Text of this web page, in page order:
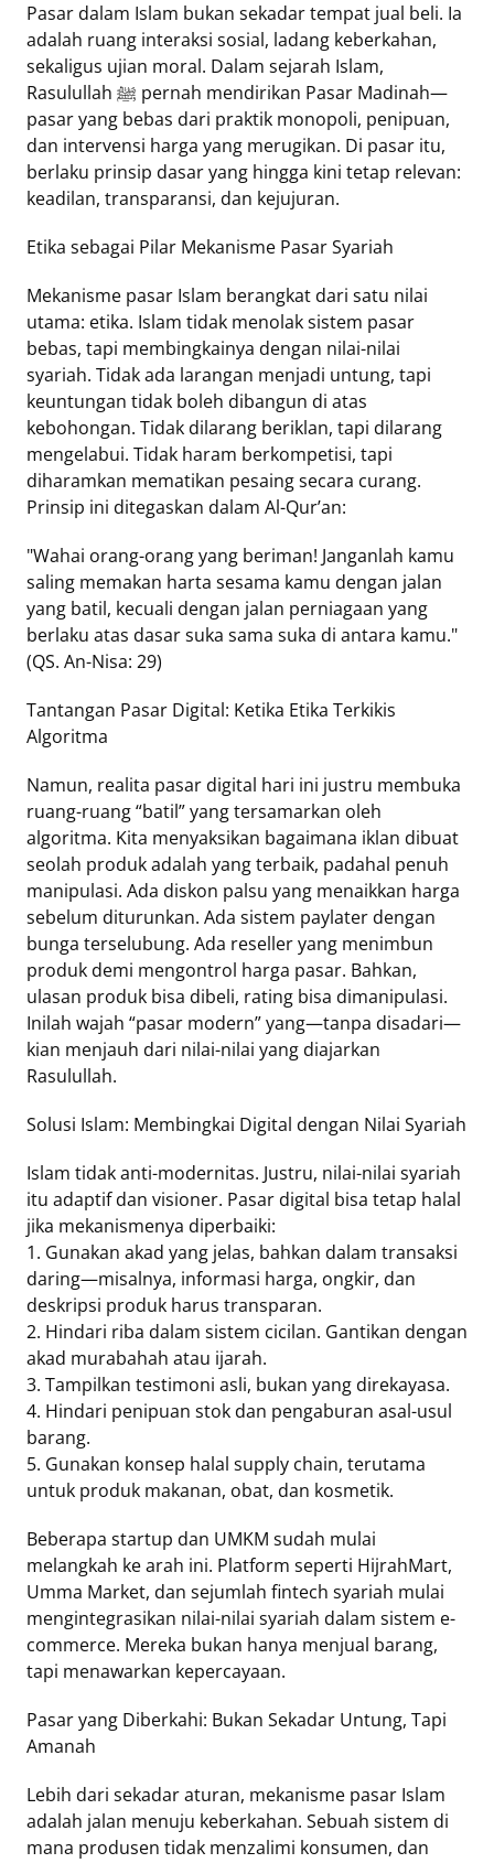
Pasar dalam Islam bukan sekadar tempat jual beli. Ia
adalah ruang interaksi sosial, ladang keberkahan,
sekaligus ujian moral. Dalam sejarah Islam,
Rasulullah ﷺ pernah mendirikan Pasar Madinah—
pasar yang bebas dari praktik monopoli, penipuan,
dan intervensi harga yang merugikan. Di pasar itu,
berlaku prinsip dasar yang hingga kini tetap relevan:
keadilan, transparansi, dan kejujuran.
Etika sebagai Pilar Mekanisme Pasar Syariah
Mekanisme pasar Islam berangkat dari satu nilai
utama: etika. Islam tidak menolak sistem pasar
bebas, tapi membingkainya dengan nilai-nilai
syariah. Tidak ada larangan menjadi untung, tapi
keuntungan tidak boleh dibangun di atas
kebohongan. Tidak dilarang beriklan, tapi dilarang
mengelabui. Tidak haram berkompetisi, tapi
diharamkan mematikan pesaing secara curang.
Prinsip ini ditegaskan dalam Al-Qur’an:
"Wahai orang-orang yang beriman! Janganlah kamu
saling memakan harta sesama kamu dengan jalan
yang batil, kecuali dengan jalan perniagaan yang
berlaku atas dasar suka sama suka di antara kamu."
(QS. An-Nisa: 29)
Tantangan Pasar Digital: Ketika Etika Terkikis
Algoritma
Namun, realita pasar digital hari ini justru membuka
ruang-ruang “batil” yang tersamarkan oleh
algoritma. Kita menyaksikan bagaimana iklan dibuat
seolah produk adalah yang terbaik, padahal penuh
manipulasi. Ada diskon palsu yang menaikkan harga
sebelum diturunkan. Ada sistem paylater dengan
bunga terselubung. Ada reseller yang menimbun
produk demi mengontrol harga pasar. Bahkan,
ulasan produk bisa dibeli, rating bisa dimanipulasi.
Inilah wajah “pasar modern” yang—tanpa disadari—
kian menjauh dari nilai-nilai yang diajarkan
Rasulullah.
Solusi Islam: Membingkai Digital dengan Nilai Syariah
Islam tidak anti-modernitas. Justru, nilai-nilai syariah
itu adaptif dan visioner. Pasar digital bisa tetap halal
jika mekanismenya diperbaiki:
1. Gunakan akad yang jelas, bahkan dalam transaksi
daring—misalnya, informasi harga, ongkir, dan
deskripsi produk harus transparan.
2. Hindari riba dalam sistem cicilan. Gantikan dengan
akad murabahah atau ijarah.
3. Tampilkan testimoni asli, bukan yang direkayasa.
4. Hindari penipuan stok dan pengaburan asal-usul
barang.
5. Gunakan konsep halal supply chain, terutama
untuk produk makanan, obat, dan kosmetik.
Beberapa startup dan UMKM sudah mulai
melangkah ke arah ini. Platform seperti HijrahMart,
Umma Market, dan sejumlah fintech syariah mulai
mengintegrasikan nilai-nilai syariah dalam sistem e-
commerce. Mereka bukan hanya menjual barang,
tapi menawarkan kepercayaan.
Pasar yang Diberkahi: Bukan Sekadar Untung, Tapi
Amanah
Lebih dari sekadar aturan, mekanisme pasar Islam
adalah jalan menuju keberkahan. Sebuah sistem di
mana produsen tidak menzalimi konsumen, dan